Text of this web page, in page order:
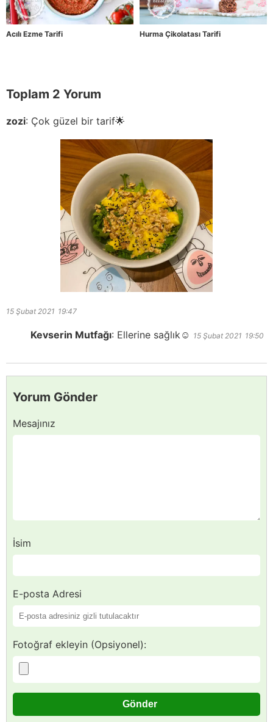
Acılı Ezme Tarifi Hurma Çikolatası Tarifi
Toplam 2 Yorum
zozi: Çok güzel bir tarif🌟
15 Şubat 2021 19:47
Kevserin Mutfağı: Ellerine sağlık☺️ 15 Şubat 2021 19:50
Yorum Gönder
Mesajınız
İsim
E-posta Adresi
Fotoğraf ekleyin (Opsiyonel):